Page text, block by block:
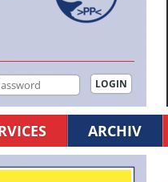
ARCHIV